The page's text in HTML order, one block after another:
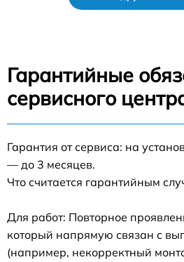
Гарантийные
сервисного
Гарантия от сервиса: на
— до 3 месяцев.
Что считается гарантийным
Для работ: Повторное
который напрямую связан с
(например, некорректный